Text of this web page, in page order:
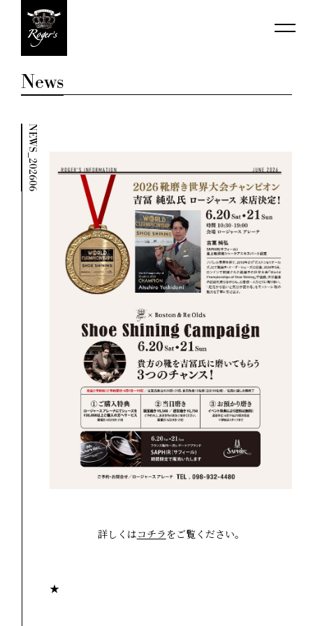
News
NEWS_202606
詳しくはコチラ をご覧ください。
★